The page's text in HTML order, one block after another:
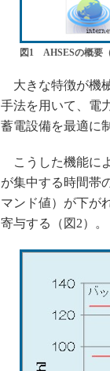
図1 AHSESの概要
大きな特徴が機
手法を用いて、電
蓄電設備を最適に
こうした機能に
が集中する時間帯
マンド値）が下が
寄与する（図2）。